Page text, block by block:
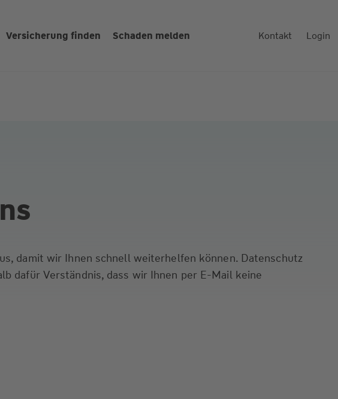
Versicherung finden Schaden melden Kontakt Login
damit wir Ihnen schnell weiterhelfen können. Datenschutz
dafür Verständnis, dass wir Ihnen per E-Mail keine